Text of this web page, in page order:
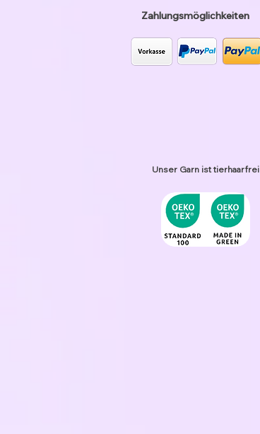
Zahlungsmöglichkeiten
Unser Garn ist tierhaarfrei